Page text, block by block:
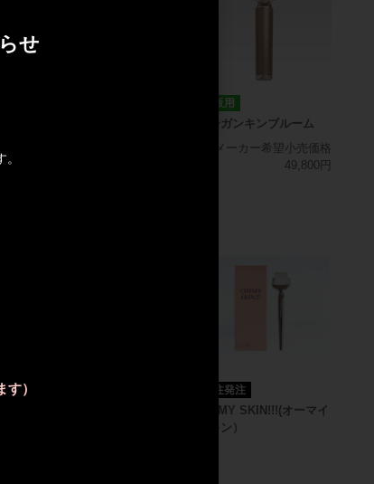
店販用
ゾーガンキンブルーム
メーカー希望小売価格
49,800円
受注発注
OH MY SKIN!!!(オーマイ
スキン）
せ
）